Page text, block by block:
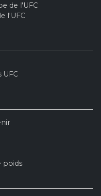
de l'UFC
l'UFC
UFC
poids